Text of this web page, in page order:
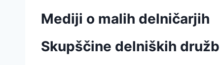
Mediji o malih delničarjih
Skupščine delniških družb